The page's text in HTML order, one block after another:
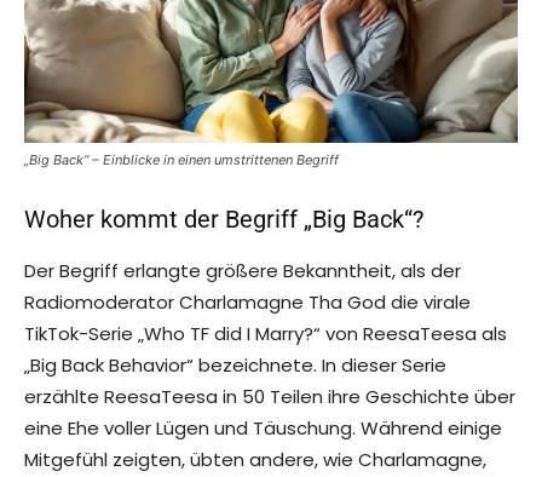
„Big Back“ – Einblicke in einen umstrittenen Begriff
Woher kommt der Begriff „Big Back“?
Der Begriff erlangte größere Bekanntheit, als der
Radiomoderator Charlamagne Tha God die virale
TikTok-Serie „Who TF did I Marry?“ von ReesaTeesa als
„Big Back Behavior“ bezeichnete. In dieser Serie
erzählte ReesaTeesa in 50 Teilen ihre Geschichte über
eine Ehe voller Lügen und Täuschung. Während einige
Mitgefühl zeigten, übten andere, wie Charlamagne,